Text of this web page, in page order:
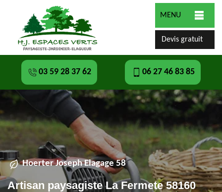
MENU
Devis gratuit
03 59 28 37 62 06 27 46 83 85
Hoerter Joseph Elagage 58
Artisan paysagiste La Fermete 58160